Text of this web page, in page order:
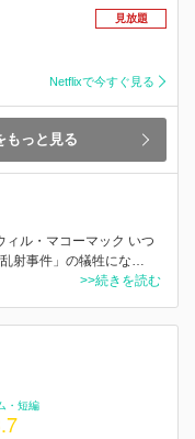
見放題
Netflixで今すぐ見る
もっと見る
ィル・マコーマック いつ
射事件」の犠牲にな…
>>続きを読む
・短編